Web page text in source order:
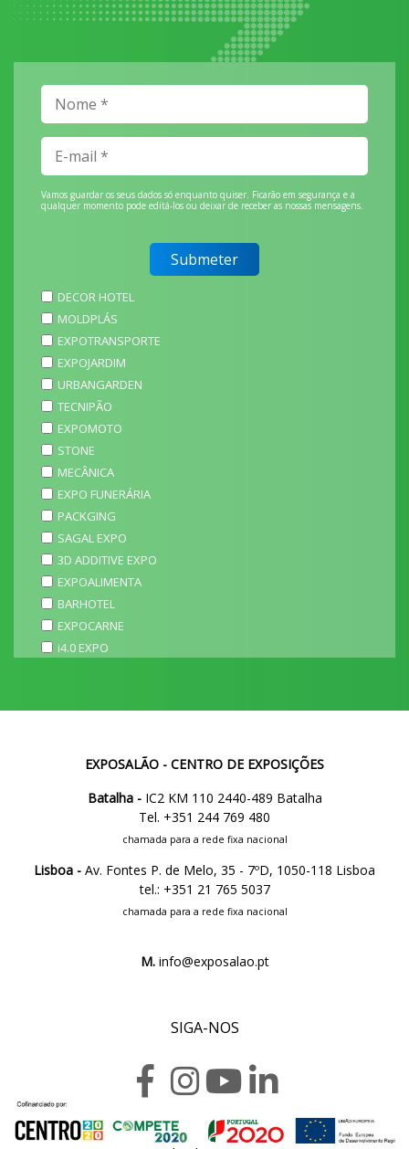
Vamos guardar os seus dados só enquanto quiser. Ficarão em segurança e a
qualquer momento pode editá-los ou deixar de receber as nossas mensagens.
DECOR HOTEL
MOLDPLÁS
EXPOTRANSPORTE
EXPOJARDIM
URBANGARDEN
TECNIPÃO
EXPOMOTO
STONE
MECÂNICA
EXPO FUNERÁRIA
PACKGING
SAGAL EXPO
3D ADDITIVE EXPO
EXPOALIMENTA
BARHOTEL
EXPOCARNE
i4.0 EXPO
EXPOSALÃO - CENTRO DE EXPOSIÇÕES
Batalha -IC2 KM 110 2440-489 Batalha
Tel. +351 244 769 480
chamada para a rede fixa nacional
Lisboa - Av. Fontes P. de Melo, 35 - 7ºD, 1050-118 Lisboa
tel.: +351 21 765 5037
chamada para a rede fixa nacional
M.info@exposalao.pt
SIGA-NOS